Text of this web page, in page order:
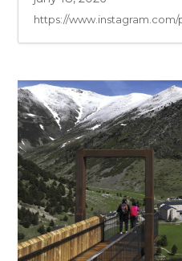
https://www.instagram.com/